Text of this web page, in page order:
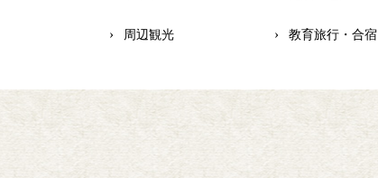
周辺観光 教育旅行・合宿